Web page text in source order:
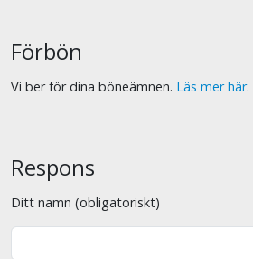
Förbön
Vi ber för dina böneämnen. Läs mer här.
Respons
Ditt namn (obligatoriskt)